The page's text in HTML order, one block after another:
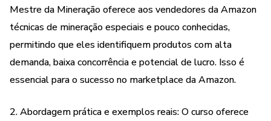
consideradas como garantia de qualidade de conteúdo e
resultado, em qualquer hipótese. Ao adquiri-lo, o
comprador declara estar ciente dessas informações. Os
termos e políticas da Hotmart podem ser acessados aqui,
antes mesmo da conclusão da compra.
Mestre da Mineração oferece aos vendedores da Amazon
técnicas de mineração especiais e pouco conhecidas,
permitindo que eles identifiquem produtos com alta
demanda, baixa concorrência e potencial de lucro. Isso é
essencial para o sucesso no marketplace da Amazon.
2. Abordagem prática e exemplos reais: O curso oferece